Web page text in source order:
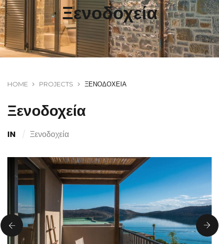
Ξενοδοχεία
HOME PROJECTS ΞΕΝΟΔΟΧΕΊΑ
Ξενοδοχεία
IN Ξενοδοχεία